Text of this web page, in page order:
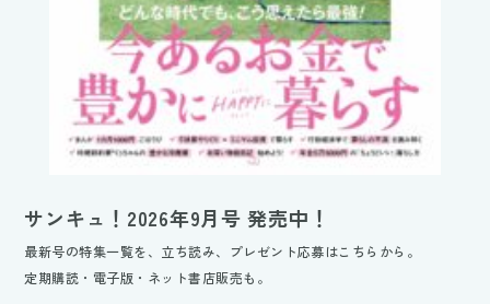
サンキュ！2026年9月号 発売中！
最新号の特集一覧を、立ち読み、プレゼント応募はこちらから。
定期購読・電子版・ネット書店販売も。